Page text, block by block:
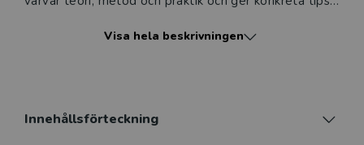
lyfter fram sådant som är viktigt att tänka på när du
Design för engagerat lärande kan inspirera både
Visa hela beskrivningen
Innehållsförteckning